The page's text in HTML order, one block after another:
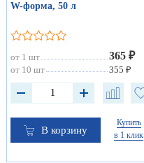
W-форма, 50 л
от 1 шт 365 ₽
от 10 шт 355 ₽
В корзину
Купить
в 1 клик